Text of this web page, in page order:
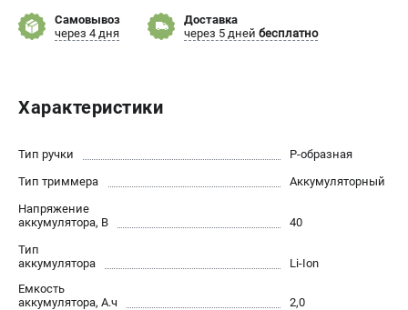
Политика обработки персональных данных
О компании
Юридическим лицам
Способы оплаты
САДОВАЯ ТЕХНИКА
Аэраторы и скарификаторы
Самовывоз
через 4 дня
Доставка
через 5 дней бесплатно
Характеристики
Тип ручки
P-образная
Тип триммера
Аккумуляторный
Напряжение
аккумулятора, В
40
Тип
аккумулятора
Li-Ion
Емкость
аккумулятора, А.ч
2,0